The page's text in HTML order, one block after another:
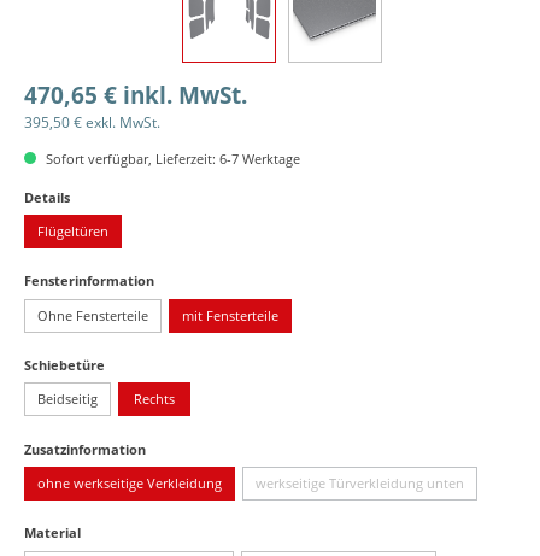
470,65 € inkl. MwSt.
395,50 € exkl. MwSt.
Sofort verfügbar, Lieferzeit: 6-7 Werktage
Detailsauswählen
Flügeltüren
Fensterinformationauswählen
Ohne Fensterteile
mit Fensterteile
Schiebetüre
Beidseitig
Rechts
Zusatzinformationauswählen
ohne werkseitige Verkleidung
werkseitige Türverkleidung unten
(Diese Option ist zurzeit nicht
Materialauswählen